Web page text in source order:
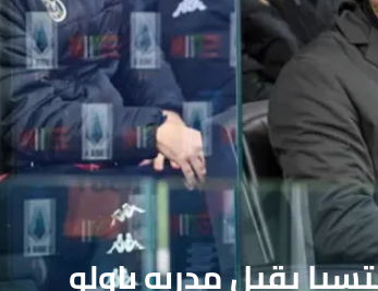
يقيل مدربه باولو